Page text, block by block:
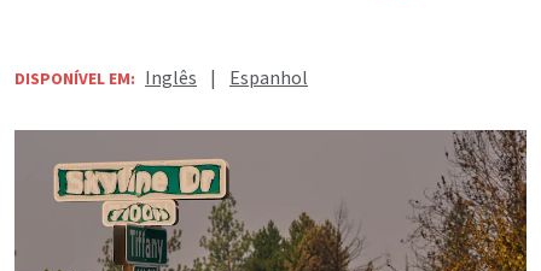
DISPONÍVEL EM: Inglês | Espanhol